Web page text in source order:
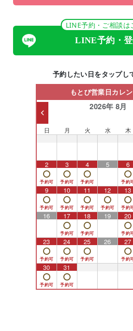
LINE予約・ご相談は
LINE予約・
予約したい日をタップし
もとび営業日カレ
2026年 8月
日 月 火 水 木
2 3 4 5 6
9 10 11 12 13
16 17 18 19 20
23 24 25 26 27
30 31